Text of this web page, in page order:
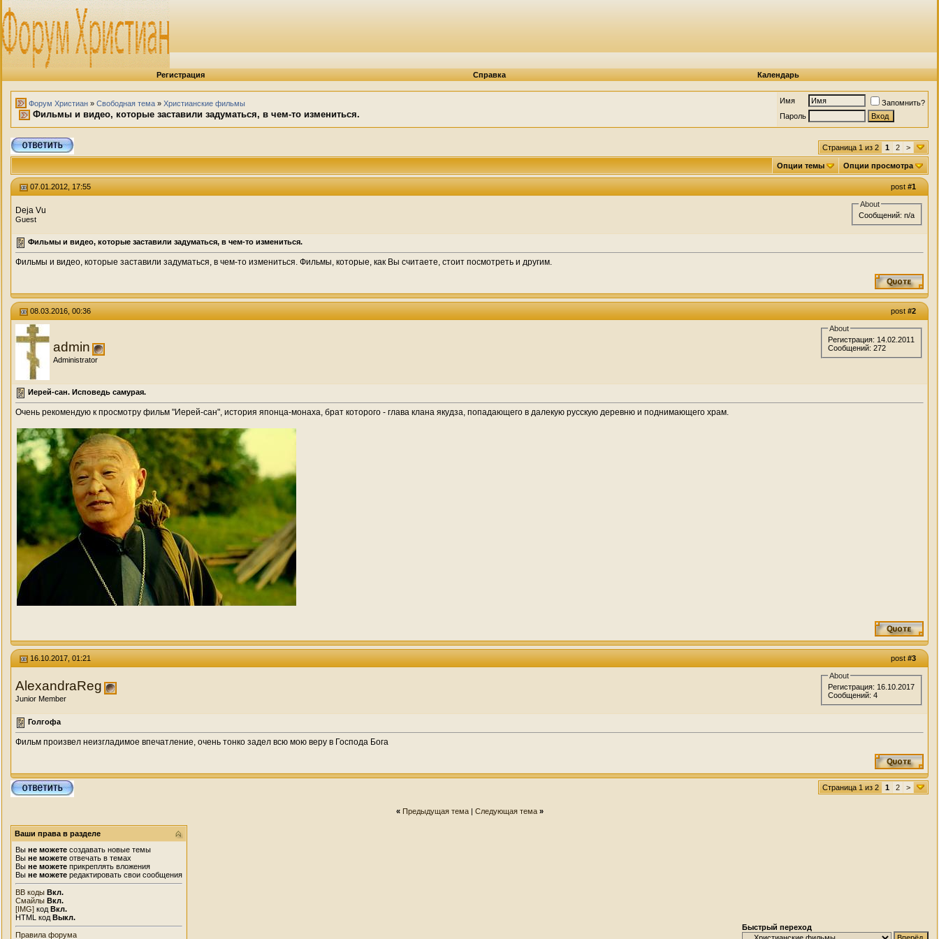
Регистрация Справка Календарь
Форум Христиан » Свободная тема » Христианские фильмы
Фильмы и видео, которые заставили задуматься, в чем-то измениться.
Имя
Запомнить?
Пароль
Страница 1 из 2 1 2 >
Опции темы Опции просмотра
post#1
07.01.2012, 17:55
Deja Vu
Guest
About
Сообщений: n/a
Фильмы и видео, которые заставили задуматься, в чем-то измениться.
Фильмы и видео, которые заставили задуматься, в чем-то измениться. Фильмы, которые, как Вы считаете, стоит посмотреть и другим.
post#2
08.03.2016, 00:36
admin
Administrator
About
Регистрация: 14.02.2011
Сообщений: 272
Иерей-сан. Исповедь самурая.
Очень рекомендую к просмотру фильм "Иерей-сан", история японца-монаха, брат которого - глава клана якудза, попадающего в далекую русскую деревню и поднимающего храм.
post#3
16.10.2017, 01:21
AlexandraReg
Junior Member
About
Регистрация: 16.10.2017
Сообщений: 4
Голгофа
Фильм произвел неизгладимое впечатление, очень тонко задел всю мою веру в Господа Бога
Страница 1 из 2 1 2 >
« Предыдущая тема| Следующая тема »
Ваши права в разделе
Вы не можете создавать новые темы
Вы не можете отвечать в темах
Вы не можете прикреплять вложения
Вы не можете редактировать свои сообщения
BB коды Вкл.
Смайлы Вкл.
[IMG] код Вкл.
HTML код Выкл.
Правила форума
Быстрый переход